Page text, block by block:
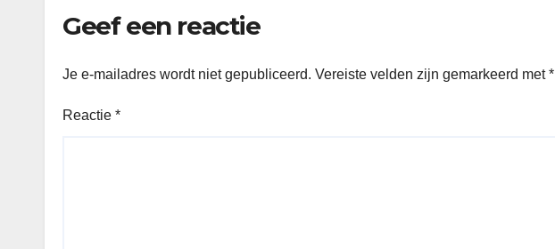
Geef een reactie
Je e-mailadres wordt niet gepubliceerd. Vereiste velden zijn gemarkeerd met*
Reactie *